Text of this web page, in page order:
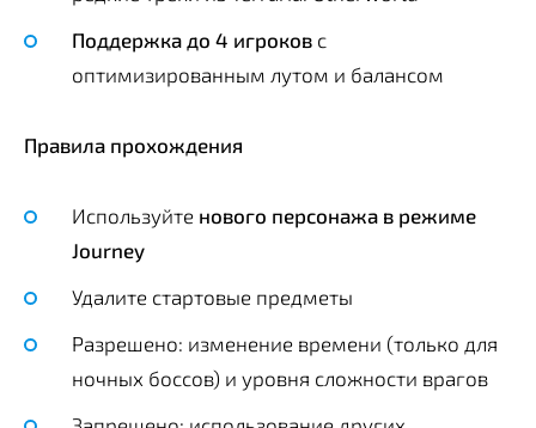
Поддержка до 4 игроков с
оптимизированным лутом и балансом
Правила прохождения
Используйте нового персонажа в режиме
Journey
Удалите стартовые предметы
Разрешено: изменение времени (только для
ночных боссов) и уровня сложности врагов